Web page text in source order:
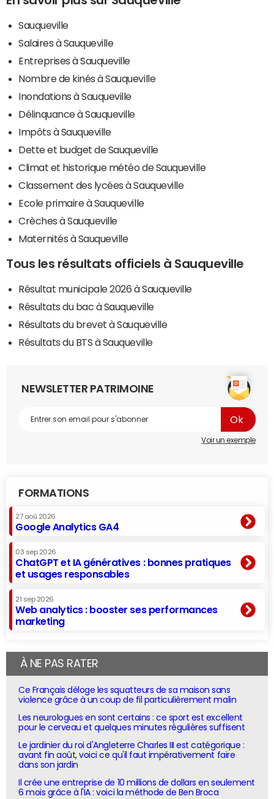
Sauqueville
Salaires à Sauqueville
Entreprises à Sauqueville
Nombre de kinés à Sauqueville
Inondations à Sauqueville
Délinquance à Sauqueville
Impôts à Sauqueville
Dette et budget de Sauqueville
Climat et historique météo de Sauqueville
Classement des lycées à Sauqueville
Ecole primaire à Sauqueville
Crèches à Sauqueville
Maternités à Sauqueville
Tous les résultats officiels à Sauqueville
Résultat municipale 2026 à Sauqueville
Résultats du bac à Sauqueville
Résultats du brevet à Sauqueville
Résultats du BTS à Sauqueville
NEWSLETTER PATRIMOINE
Voir un exemple
FORMATIONS
27 aoû 2026
Google Analytics GA4
03 sep 2026
ChatGPT et IA génératives : bonnes pratiques
et usages responsables
21 sep 2026
Web analytics : booster ses performances
marketing
À NE PAS RATER
Ce Français déloge les squatteurs de sa maison sans
violence grâce à un coup de fil particulièrement malin
Les neurologues en sont certains : ce sport est excellent
pour le cerveau et quelques minutes régulières suffisent
Le jardinier du roi d'Angleterre Charles III est catégorique :
avant fin août, voici ce qu'il faut impérativement faire
dans son jardin
Il crée une entreprise de 10 millions de dollars en seulement
6 mois grâce à l'IA : voici la méthode de Ben Broca